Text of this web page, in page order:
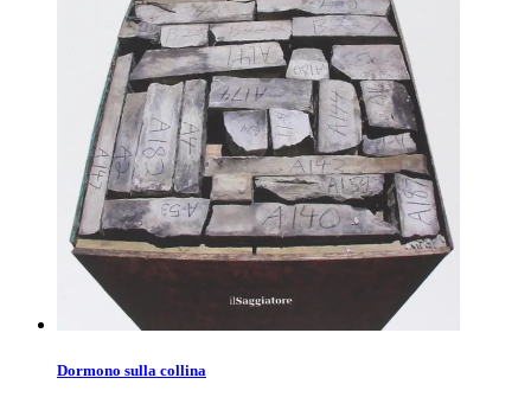
Dormono sulla collina